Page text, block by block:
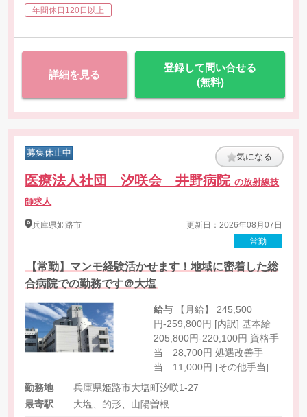
・症例報告書の作成支援など
・担当（試験）件数:平均4本-6本
年間休日120日以上
詳細を見る
登録して問い合せる
(無料)
募集休止中 気になる
医療法人社団 汐咲会 井野病院の放射線技
師求人
兵庫県姫路市
更新日：2026年08月07日
常勤
【常勤】マンモ経験活かせます！地域に密着した総
合病院での勤務です＠大塩
給与
円-259,800円 [内訳] 基本給
205,800円-220,100円 資格手
当 28,700円 処遇改善手
当 11,000円 [その他手当] 当
直手当 5,000円 オンコール
手当 平日2,000円 休日
4,000円
勤務地
兵庫県姫路市大塩町汐咲1-27
最寄駅
大塩、的形、山陽曽根